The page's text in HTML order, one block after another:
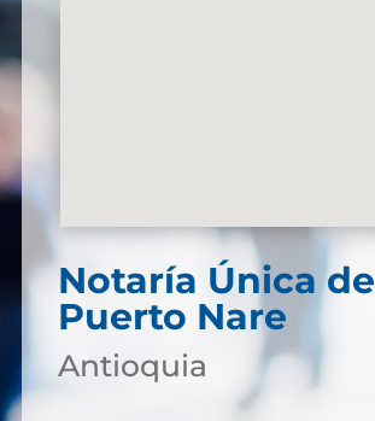
Notaría Única de
Puerto Nare
Antioquia